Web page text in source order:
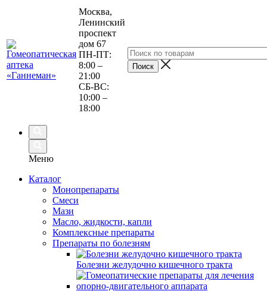
Москва,
Ленинский
проспект
дом 67
ПН-ПТ:
8:00 –
21:00
СБ-ВС:
10:00 –
18:00
Меню
Каталог
Монопрепараты
Смеси
Мази
Масло, жидкости, капли
Комплексные препараты
Препараты по болезням
Болезни желудочно кишечного тракта